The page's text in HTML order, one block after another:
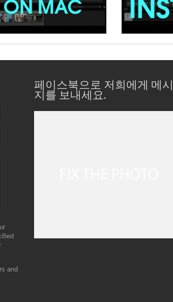
and
페이스북으로 저희에게 메시
지를 보내세요.